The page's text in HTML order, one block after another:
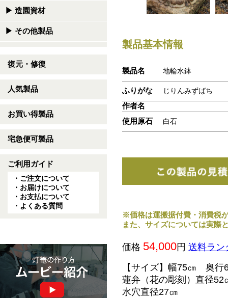
▶ 造園資材
▶ その他製品
復元・修復
人気製品
お買い得製品
宅急便可製品
ご利用ガイド
・ご注文について
・お届けについて
・お支払について
・よくある質問
製品基本情報
製品名 地輪水鉢
ふりがな じりんみずばち
作者名
使用原石
白石
※価格は運搬据付費・消費税
また、サイズについては実際
価格 54,000円 送料ラン
【サイズ】幅75㎝ 奥
蓮弁（花の彫刻）直径52
水穴直径27㎝